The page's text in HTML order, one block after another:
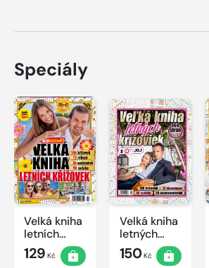
Speciály
Velká kniha
letních
křížovek
2026
129 Kč
Velká kniha
letných
krížoviek s
TV JOJ
150Kč